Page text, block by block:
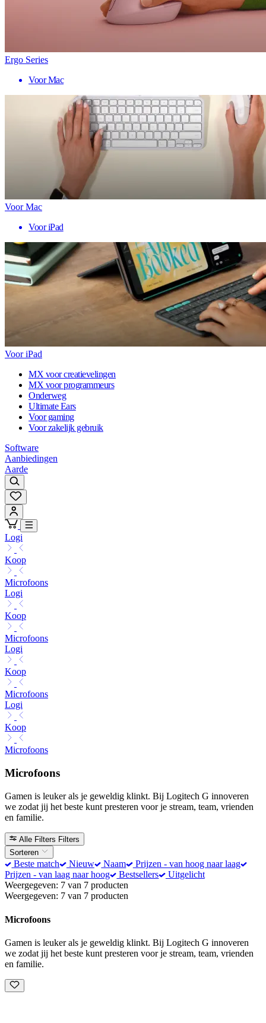
Ergo Series
Voor Mac
Voor Mac
Voor iPad
Voor iPad
MX voor creatievelingen
MX voor programmeurs
Onderweg
Ultimate Ears
Voor gaming
Voor zakelijk gebruik
Software
Aanbiedingen
Aarde
Logi
Koop
Microfoons
Logi
Koop
Microfoons
Logi
Koop
Microfoons
Logi
Koop
Microfoons
Microfoons
Gamen is leuker als je geweldig klinkt. Bij Logitech G innoveren
we zodat jij het beste kunt presteren voor je stream, team, vrienden
en familie.
Alle Filters Filters
Sorteren
Beste match Nieuw Naam
Prijzen - van hoog naar laag
Prijzen - van laag naar hoog
Bestsellers
Uitgelicht
Weergegeven: 7 van 7 producten
Weergegeven: 7 van 7 producten
Microfoons
Gamen is leuker als je geweldig klinkt. Bij Logitech G innoveren
we zodat jij het beste kunt presteren voor je stream, team, vrienden
en familie.